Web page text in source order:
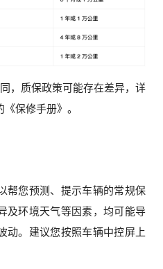
，质保政策可能存在差异，详
保修手册》。
帮您预测、提示车辆的常规保
及环境天气等因素，均可能导
动。建议您按照车辆中控屏上